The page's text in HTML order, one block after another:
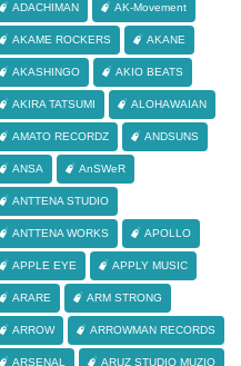
ADACHIMAN AK-Movement
AKAME ROCKERS AKANE
AKASHINGO AKIO BEATS
AKIRA TATSUMI ALOHAWAIAN
AMATO RECORDZ ANDSUNS
ANSA AnSWeR
ANTTENA STUDIO
ANTTENA WORKS APOLLO
APPLE EYE APPLY MUSIC
ARARE ARM STRONG
ARROW ARROWMAN RECORDS
ARSENAL ARUZ STUDIO MUZIQ